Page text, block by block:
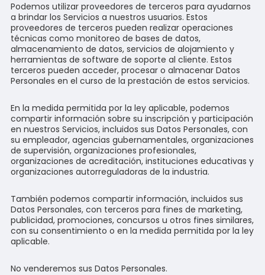
Podemos utilizar proveedores de terceros para ayudarnos
a brindar los Servicios a nuestros usuarios. Estos
proveedores de terceros pueden realizar operaciones
técnicas como monitoreo de bases de datos,
almacenamiento de datos, servicios de alojamiento y
herramientas de software de soporte al cliente. Estos
terceros pueden acceder, procesar o almacenar Datos
Personales en el curso de la prestación de estos servicios.
En la medida permitida por la ley aplicable, podemos
compartir información sobre su inscripción y participación
en nuestros Servicios, incluidos sus Datos Personales, con
su empleador, agencias gubernamentales, organizaciones
de supervisión, organizaciones profesionales,
organizaciones de acreditación, instituciones educativas y
organizaciones autorreguladoras de la industria.
También podemos compartir información, incluidos sus
Datos Personales, con terceros para fines de marketing,
publicidad, promociones, concursos u otros fines similares,
con su consentimiento o en la medida permitida por la ley
aplicable.
No venderemos sus Datos Personales.